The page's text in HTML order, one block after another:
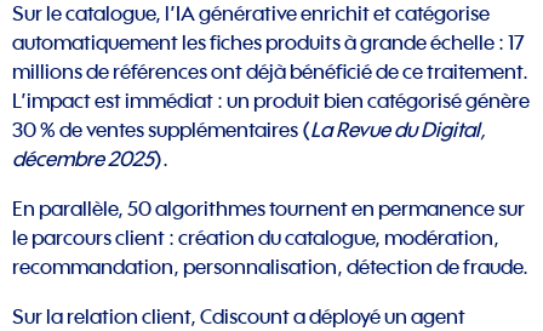
Sur le catalogue, l’IA générative enrichit et catégorise
automatiquement les fiches produits à grande échelle : 17
millions de références ont déjà bénéficié de ce traitement.
L’impact est immédiat : un produit bien catégorisé génère
30 % de ventes supplémentaires (La Revue du Digital,
décembre 2025).
En parallèle, 50 algorithmes tournent en permanence sur
le parcours client : création du catalogue, modération,
recommandation, personnalisation, détection de fraude.
Sur la relation client, Cdiscount a déployé un agent